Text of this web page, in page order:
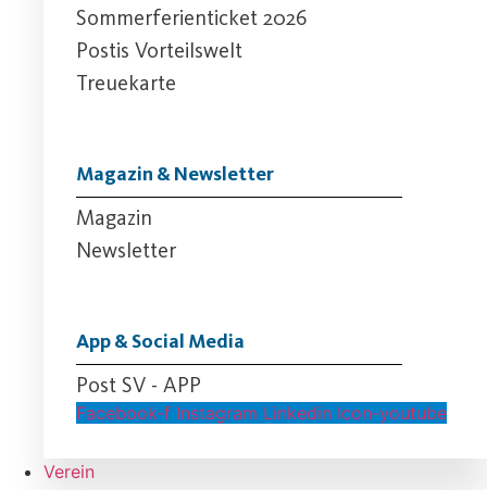
Sommerferienticket 2026
Postis Vorteilswelt
Treuekarte
Magazin & Newsletter
Magazin
Newsletter
App & Social Media
Post SV - APP
Facebook-f Instagram Linkedin Icon-youtube
Verein